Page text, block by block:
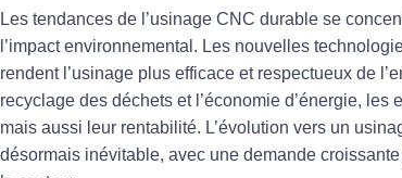
Les tendances de l’usinage CNC durable se
l’impact environnemental. Les nouvelles
rendent l’usinage plus efficace et respectueux de
recyclage des déchets et l’économie d’énergie,
mais aussi leur rentabilité. L’évolution vers un
désormais inévitable, avec une demande